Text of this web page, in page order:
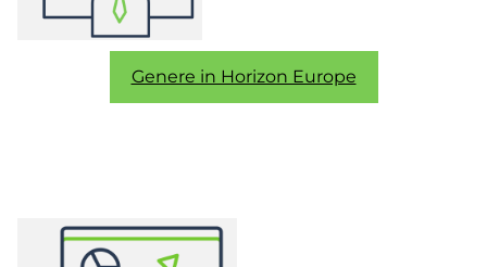
Genere in Horizon Europe